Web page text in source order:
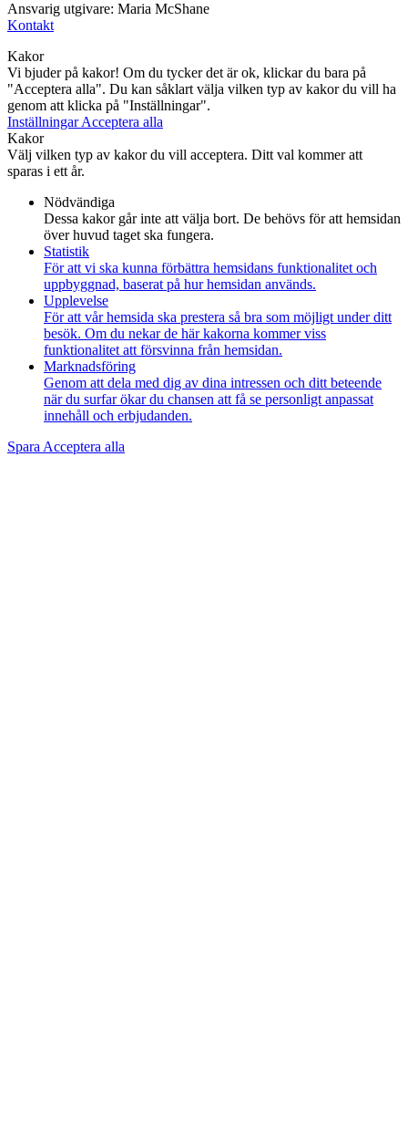
Ansvarig utgivare: Maria McShane
Kontakt
Kakor
Vi bjuder på kakor! Om du tycker det är ok, klickar du bara på
"Acceptera alla". Du kan såklart välja vilken typ av kakor du vill ha
genom att klicka på "Inställningar".
InställningarAcceptera alla
Kakor
Välj vilken typ av kakor du vill acceptera. Ditt val kommer att
sparas i ett år.
Nödvändiga
Dessa kakor går inte att välja bort. De behövs för att hemsidan
över huvud taget ska fungera.
Statistik
För att vi ska kunna förbättra hemsidans funktionalitet och
uppbyggnad, baserat på hur hemsidan används.
Upplevelse
För att vår hemsida ska prestera så bra som möjligt under ditt
besök. Om du nekar de här kakorna kommer viss
funktionalitet att försvinna från hemsidan.
Marknadsföring
Genom att dela med dig av dina intressen och ditt beteende
när du surfar ökar du chansen att få se personligt anpassat
innehåll och erbjudanden.
Spara Acceptera alla